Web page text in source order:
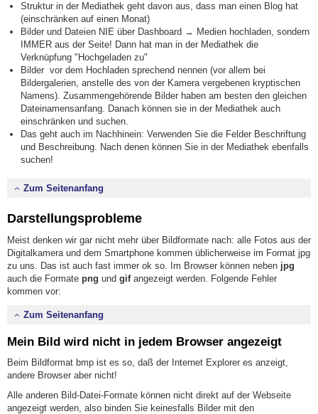
Struktur in der Mediathek geht davon aus, dass man einen Blog hat
(einschränken auf einen Monat)
Bilder und Dateien NIE über Dashboard → Medien hochladen, sondern
IMMER aus der Seite! Dann hat man in der Mediathek die
Verknüpfung "Hochgeladen zu"
Bilder vor dem Hochladen sprechend nennen (vor allem bei
Bildergalerien, anstelle des von der Kamera vergebenen kryptischen
Namens). Zusammengehörende Bilder haben am besten den gleichen
Dateinamensanfang. Danach können sie in der Mediathek auch
einschränken und suchen.
Das geht auch im Nachhinein: Verwenden Sie die Felder Beschriftung
und Beschreibung. Nach denen können Sie in der Mediathek ebenfalls
suchen!
Zum Seitenanfang
Darstellungsprobleme
Meist denken wir gar nicht mehr über Bildformate nach: alle Fotos aus der
Digitalkamera und dem Smartphone kommen üblicherweise im Format jpg
zu uns. Das ist auch fast immer ok so. Im Browser können neben jpg
auch die Formate png und gifangezeigt werden. Folgende Fehler
kommen vor:
Zum Seitenanfang
Mein Bild wird nicht in jedem Browser angezeigt
Beim Bildformat bmp ist es so, daß der Internet Explorer es anzeigt,
andere Browser aber nicht!
Alle anderen Bild-Datei-Formate können nicht direkt auf der Webseite
angezeigt werden, also binden Sie keinesfalls Bilder mit den